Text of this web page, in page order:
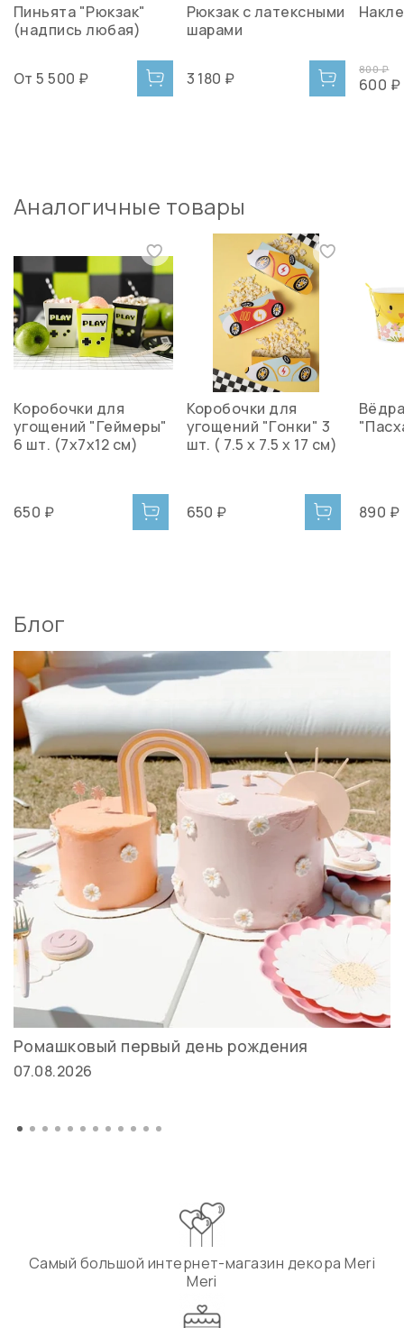
Пиньята "Рюкзак"
(надпись любая)
От 5 500 ₽
Рюкзак с латексными
шарами
3 180 ₽ 800 ₽
600 ₽
Аналогичные товары
Коробочки для
угощений "Геймеры"
6 шт. (7х7х12 см)
650 ₽
Коробочки для
угощений "Гонки" 3
шт. ( 7.5 x 7.5 x 17 см)
650 ₽ 890 ₽
Блог
Ромашковый первый день рождения
07.08.2026
Самый большой интернет-магазин декора Meri
Meri